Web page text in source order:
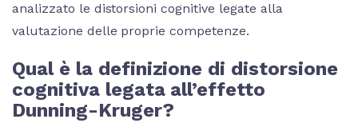
analizzato le distorsioni cognitive legate alla
valutazione delle proprie competenze.
Qual è la definizione di distorsione
cognitiva legata all’effetto
Dunning-Kruger?